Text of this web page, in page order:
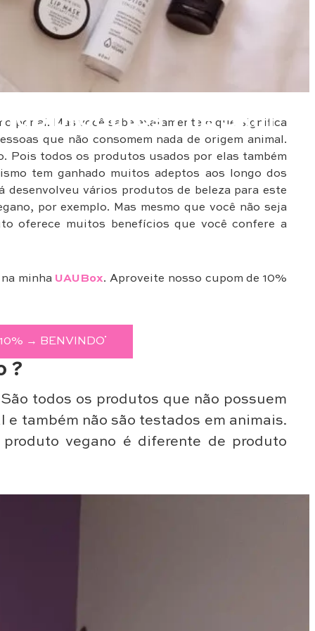
produtos The Skin
por aí. Mas você sabe exatamente o que significa
que não consomem nada de origem animal.
Pois todos os produtos usados por elas também
tem ganhado muitos adeptos aos longo dos
vários produtos de beleza para este
por exemplo. Mas mesmo que você não seja
oferece muitos benefícios que você confere a
minha UAUBox. Aproveite nosso cupom de 10%
→ BENVINDO
?
São todos os produtos que não possuem
também não são testados em animais.
vegano é diferente de produto